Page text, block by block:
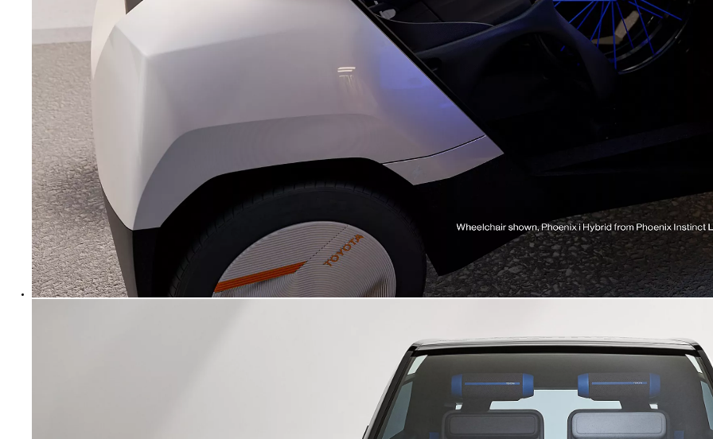
Desde
Em TOYOTA EASY 337,17 €/Mês
TAEG: 9,20 %
Entrada: 6.842,00 €
Montante financiado: 27.368,00 €
Desde
Em TOYOTA EASY 319,70 €/Mês
TAEG: 9,18 %
Entrada: 6.672,00 €
Montante financiado: 26.688,00 €
RAV4